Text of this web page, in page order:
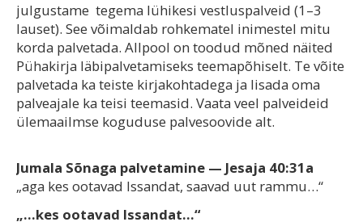
julgustame tegema lühikesi vestluspalveid (1–3
lauset). See võimaldab rohkematel inimestel mitu
korda palvetada. Allpool on toodud mõned näited
Pühakirja läbipalvetamiseks teemapõhiselt. Te võite
palvetada ka teiste kirjakohtadega ja lisada oma
palveajale ka teisi teemasid. Vaata veel palveideid
ülemaailmse koguduse palvesoovide alt.
Jumala Sõnaga palvetamine — Jesaja 40:31a
„aga kes ootavad Issandat, saavad uut rammu…“
„…kes ootavad Issandat…“